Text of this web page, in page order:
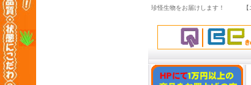
珍怪生物をお届けします！ 【